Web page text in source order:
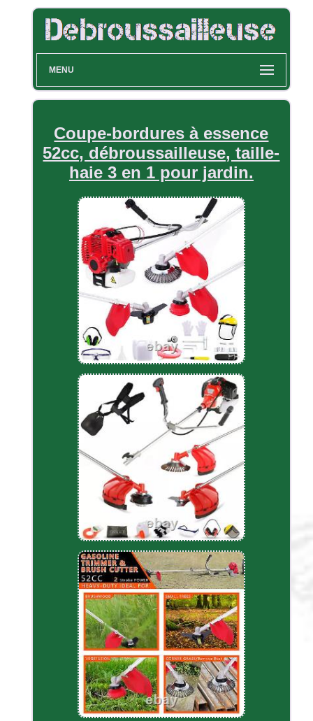
MENU
Coupe-bordures à essence
52cc, débroussailleuse, taille-
haie 3 en 1 pour jardin.